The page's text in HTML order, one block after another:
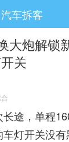
汽车拆客
大炮解锁
关
途，单程
灯开关没